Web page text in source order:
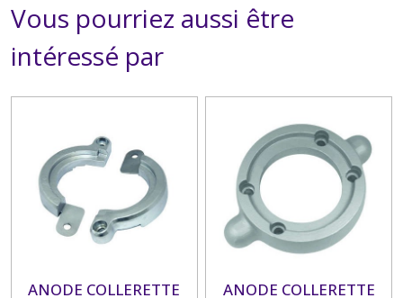
Vous pourriez aussi être
intéressé par
ANODE COLLERETTE ANODE COLLERETTE